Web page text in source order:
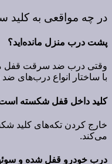
در چه مواقعی به کلید
پشت درب منزل مانده‌اید؟
وقتی درب ضد سرقت قفل
با ساختار انواع درب‌های
کلید داخل قفل شکسته
خارج کردن تکه‌های کلید
می‌کند.
درب خودرو قفل شده و